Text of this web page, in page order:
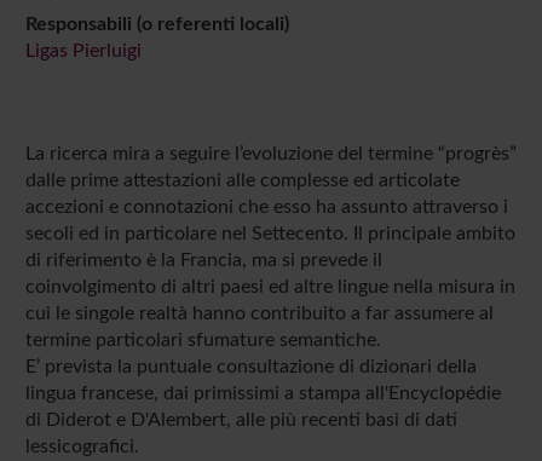
Responsabili (o referenti locali)
Ligas Pierluigi
La ricerca mira a seguire l’evoluzione del termine “progrès”
dalle prime attestazioni alle complesse ed articolate
accezioni e connotazioni che esso ha assunto attraverso i
secoli ed in particolare nel Settecento. Il principale ambito
di riferimento è la Francia, ma si prevede il
coinvolgimento di altri paesi ed altre lingue nella misura in
cui le singole realtà hanno contribuito a far assumere al
termine particolari sfumature semantiche.
E’ prevista la puntuale consultazione di dizionari della
lingua francese, dai primissimi a stampa all'Encyclopédie
di Diderot e D'Alembert, alle più recenti basi di dati
lessicografici.